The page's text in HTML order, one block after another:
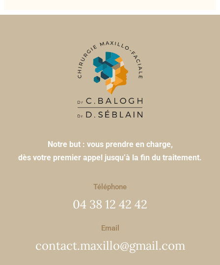
Notre but : vous prendre en charge,
dès votre premier appel jusqu’à la fin du traitement.
Téléphone
04 38 12 42 42
Email
contact.maxillo@gmail.com